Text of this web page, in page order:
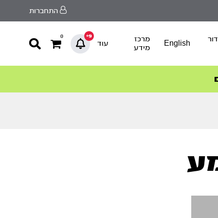
התחברות
English
מרכז
מידע
עוד
9+
0